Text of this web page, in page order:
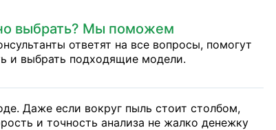
выбрать? Мы поможем
ответят на все вопросы, помогут
и выбрать подходящие модели.
Даже если вокруг пыль стоит столбом,
и точность анализа не жалко денежку